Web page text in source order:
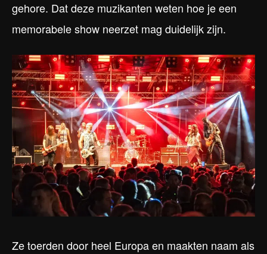
gehore. Dat deze muzikanten weten hoe je een
memorabele show neerzet mag duidelijk zijn.
Ze toerden door heel Europa en maakten naam als